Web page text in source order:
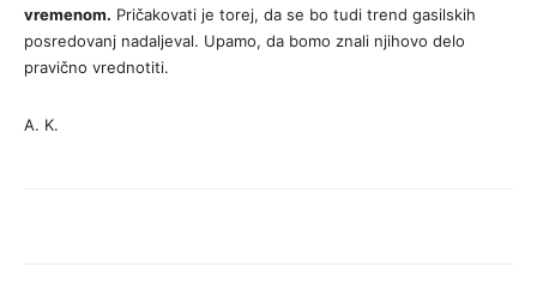
vremenom. Pričakovati je torej, da se bo tudi trend gasilskih
posredovanj nadaljeval. Upamo, da bomo znali njihovo delo
pravično vrednotiti.
A. K.